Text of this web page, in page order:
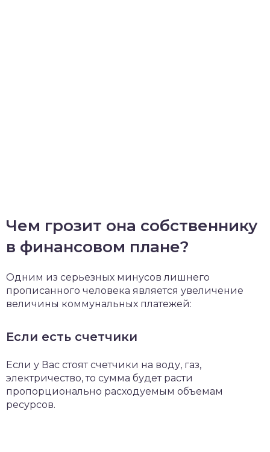
Чем грозит она собственнику
в финансовом плане?
Одним из серьезных минусов лишнего
прописанного человека является увеличение
величины коммунальных платежей:
Если есть счетчики
Если у Вас стоят счетчики на воду, газ,
электричество, то сумма будет расти
пропорционально расходуемым объемам
ресурсов.